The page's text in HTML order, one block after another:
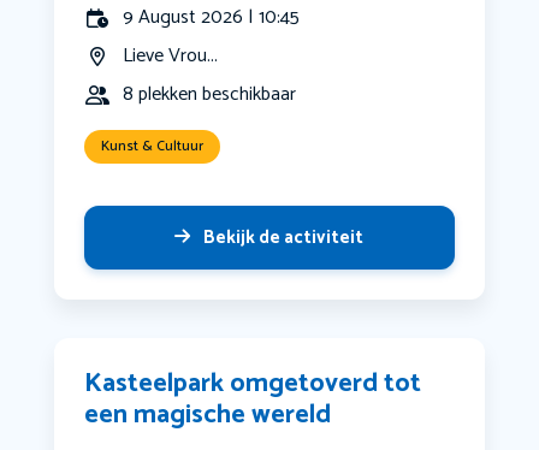
9 August 2026 | 10:45
Lieve Vrou...
8 plekken beschikbaar
Kunst & Cultuur
Bekijk de activiteit
Kasteelpark omgetoverd tot
een magische wereld